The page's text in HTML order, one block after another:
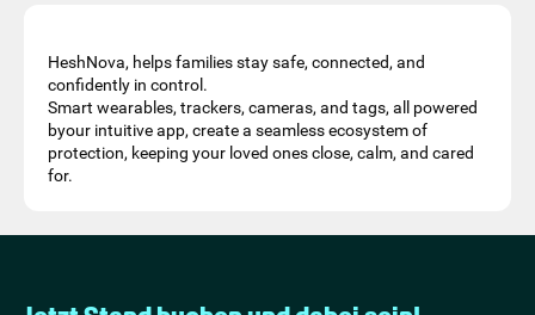
HeshNova, helps families stay safe, connected, and
confidently in control.
Smart wearables, trackers, cameras, and tags, all powered
byour intuitive app, create a seamless ecosystem of
protection, keeping your loved ones close, calm, and cared
for.